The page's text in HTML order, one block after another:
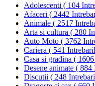
Adolescenti ( 104
Afaceri ( 2442
Animale ( 2517
Arta si cultura ( 280
Auto Moto ( 3762
Cariera ( 541
Casa si gradina (
Desene animate ( 884
Discutii ( 248